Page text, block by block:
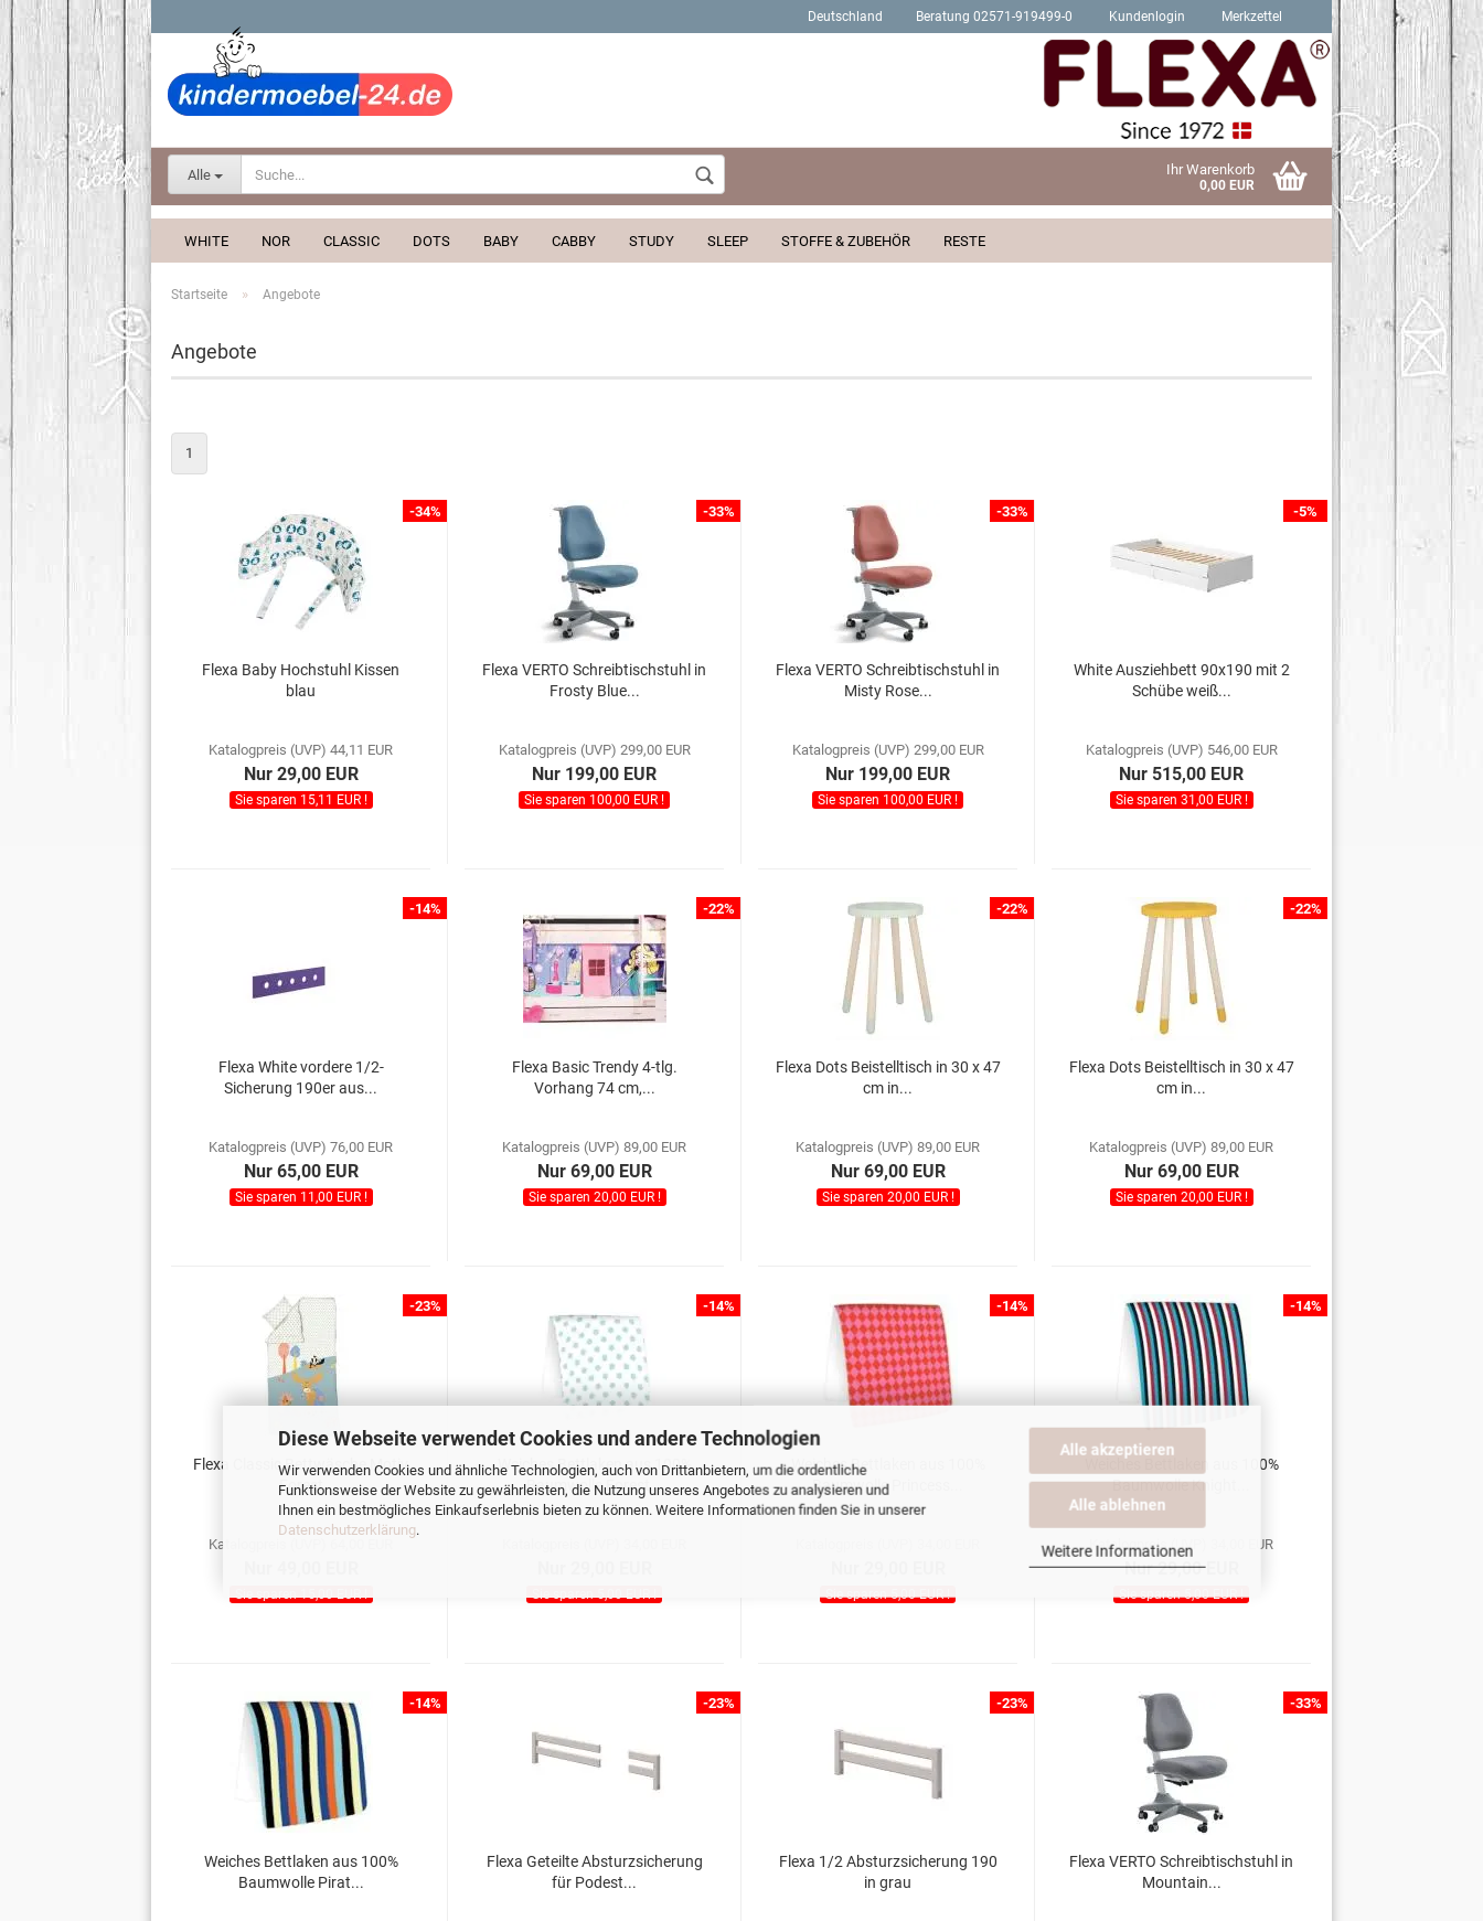
Diese Webseite verwendet Cookies und andere Technologien
Wir verwenden Cookies und ähnliche Technologien, auch von Drittanbietern, um die ordentliche
Funktionsweise der Website zu gewährleisten, die Nutzung unseres Angebotes zu analysieren und
Ihnen ein bestmögliches Einkaufserlebnis bieten zu können. Weitere Informationen finden Sie in unserer
Datenschutzerklärung.
Alle akzeptieren
Alle ablehnen
Weitere Informationen
Deutschland Beratung 02571-919499-0 Kundenlogin Merkzettel
Alle Ihr Warenkorb
0,00 EUR
WHITE NOR CLASSIC DOTS BABY CABBY STUDY SLEEP STOFFE & ZUBEHÖR RESTE
Schrauben für Hit Produkte
Startseite » Angebote
Angebote
1
-34%
Flexa Baby Hochstuhl Kissen
blau
Katalogpreis (UVP) 44,11 EUR
Nur 29,00 EUR
Sie sparen 15,11 EUR !
-33%
Flexa VERTO Schreibtischstuhl in
Frosty Blue...
Katalogpreis (UVP) 299,00 EUR
Nur 199,00 EUR
Sie sparen 100,00 EUR !
-33%
Flexa VERTO Schreibtischstuhl in
Misty Rose...
Katalogpreis (UVP) 299,00 EUR
Nur 199,00 EUR
Sie sparen 100,00 EUR !
-5%
White Ausziehbett 90x190 mit 2
Schübe weiß...
Katalogpreis (UVP) 546,00 EUR
Nur 515,00 EUR
Sie sparen 31,00 EUR !
-14%
Flexa White vordere 1/2-
Sicherung 190er aus...
Katalogpreis (UVP) 76,00 EUR
Nur 65,00 EUR
Sie sparen 11,00 EUR !
-22%
Flexa Basic Trendy 4-tlg.
Vorhang 74 cm,...
Katalogpreis (UVP) 89,00 EUR
Nur 69,00 EUR
Sie sparen 20,00 EUR !
-22%
Flexa Dots Beistelltisch in 30 x 47
cm in...
Katalogpreis (UVP) 89,00 EUR
Nur 69,00 EUR
Sie sparen 20,00 EUR !
-22%
Flexa Dots Beistelltisch in 30 x 47
cm in...
Katalogpreis (UVP) 89,00 EUR
Nur 69,00 EUR
Sie sparen 20,00 EUR !
-23%
Flexa Classic Bettwäsche Motiv
Forest
Katalogpreis (UVP) 64,00 EUR
Sie sparen 15,00 EUR !
-14%
Weiches Bettlaken aus 100%
Baumwolle Forest...
Sie sparen 5,00 EUR !
-14%
Weiches Bettlaken aus 100%
Baumwolle Princess...
Sie sparen 5,00 EUR !
-14%
Weiches Bettlaken aus 100%
Baumwolle Knight...
Katalogpreis (UVP) 34,00 EUR
Nur 29,00 EUR
Sie sparen 5,00 EUR !
-14%
Weiches Bettlaken aus 100%
Baumwolle Pirat...
-23%
Flexa Geteilte Absturzsicherung
für Podest...
-23%
Flexa 1/2 Absturzsicherung 190
in grau
-33%
Flexa VERTO Schreibtischstuhl in
Mountain...